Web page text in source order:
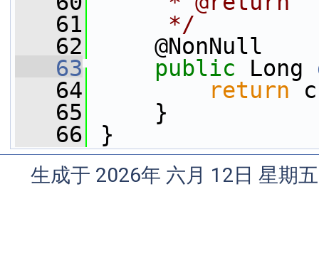
   61
     */
   62
@NonNull
   63
public Long
   64
return
   65
}
   66
}
生成于 2026年 六月 12日 星期